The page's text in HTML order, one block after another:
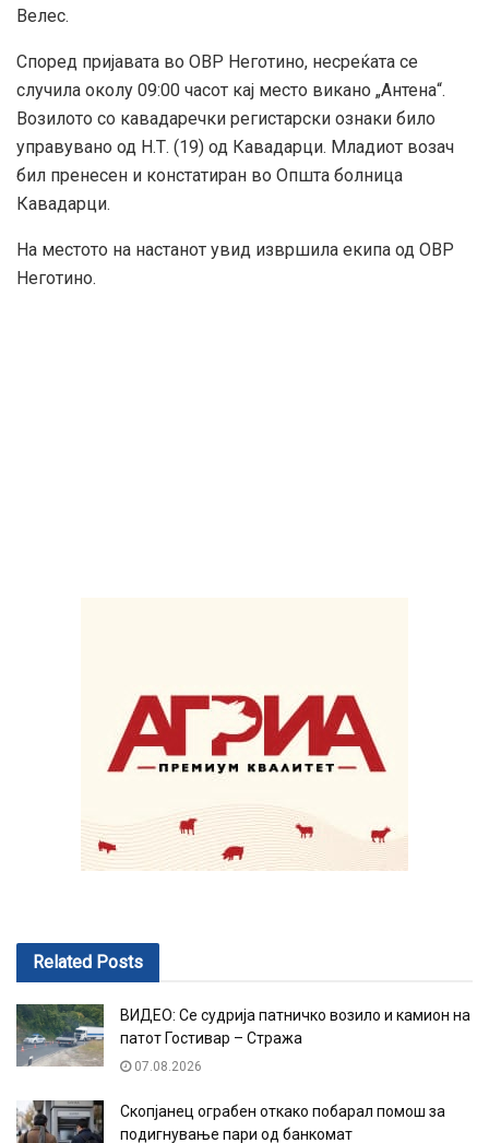
Велес.
Според пријавата во ОВР Неготино, несреќата се
случила околу 09:00 часот кај место викано „Антена“.
Возилото со кавадаречки регистарски ознаки било
управувано од Н.Т. (19) од Кавадарци. Младиот возач
бил пренесен и констатиран во Општа болница
Кавадарци.
На местото на настанот увид извршила екипа од ОВР
Неготино.
Related Posts
ВИДЕО: Се судрија патничко возило и камион на
патот Гостивар – Стража
07.08.2026
Скопјанец ограбен откако побарал помош за
подигнување пари од банкомат